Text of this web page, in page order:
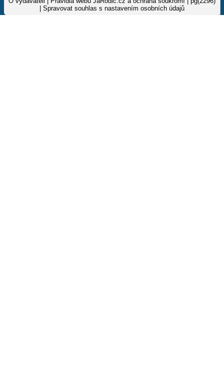
Spravovat souhlas s nastavením osobních údajů